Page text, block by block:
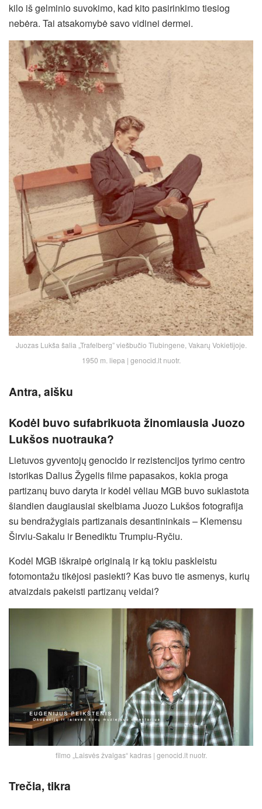
kilo iš gelminio suvokimo, kad kito pasirinkimo tiesiog
nebėra. Tai atsakomybė savo vidinei dermei.
Juozas Lukša šalia „Trafelberg” viešbučio Tiubingene, Vakarų Vokietijoje.
1950 m. liepa | genocid.lt nuotr.
Antra, aišku
Kodėl buvo sufabrikuota žinomiausia Juozo
Lukšos nuotrauka?
Lietuvos gyventojų genocido ir rezistencijos tyrimo centro
istorikas Dalius Žygelis filme papasakos, kokia proga
partizanų buvo daryta ir kodėl vėliau MGB buvo suklastota
šiandien daugiausiai skelbiama Juozo Lukšos fotografija
su bendražygiais partizanais desantininkais – Klemensu
Širviu-Sakalu ir Benediktu Trumpiu-Ryčiu.
Kodėl MGB iškraipė originalą ir ką tokiu paskleistu
fotomontažu tikėjosi pasiekti? Kas buvo tie asmenys, kurių
atvaizdais pakeisti partizanų veidai?
filmo „Laisvės žvalgas“ kadras | genocid.lt nuotr.
Trečia, tikra